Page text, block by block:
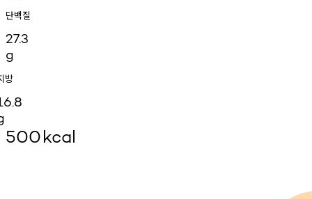
단백질
27.3
g
방
500kcal